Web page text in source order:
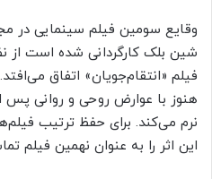
وقایع سومین فیلم سینمایی در
هنوز با عوارض روحی و روانی
نرم می‌کند. برای حفظ ترتیب
این اثر را به عنوان نهمین فیلم